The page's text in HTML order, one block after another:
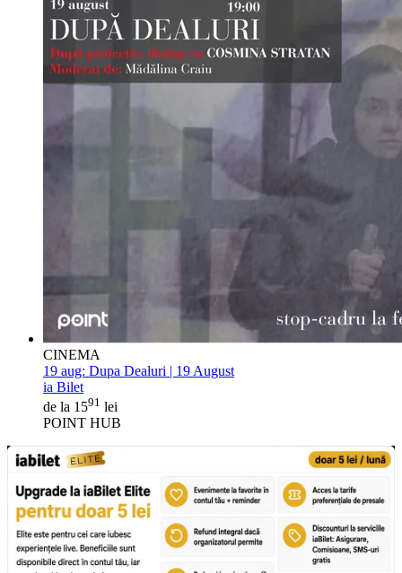
CINEMA
19 aug: Dupa Dealuri | 19 August
ia Bilet
de la 1591 lei
POINT HUB